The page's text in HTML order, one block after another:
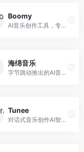
Boomy
AI音乐创作工具，专注于快速音乐生成与发布。面向音乐爱好者和业余创作者，支持一键生成原创音乐，可直接发布到音乐平台，创作门槛低。
海绵音乐
字节跳动推出的AI音乐创作平台，支持多风格音乐生成。面向内容创作者和音乐爱好者，提供歌词创作、旋律生成、编曲制作等服务，创作效率高，适合短视频配乐。
Tunee
对话式音乐创作AI智能体，支持自然语言交互创作。面向音乐爱好者，通过对话方式完成音乐创作，交互体验友好，创作过程直观。